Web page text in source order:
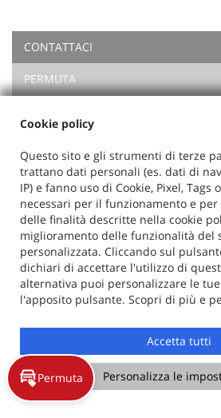
CONTATTACI
PERMUTA
I campi contrassegnati con * sono
Cookie policy
Questo sito e gli strumenti di terze
trattano dati personali (es. dati di
IP) e fanno uso di Cookie, Pixel,
necessari per il funzionamento e
delle finalità descritte nella cookie
miglioramento delle funzionalità del
personalizzata. Cliccando sul
dichiari di accettare l'utilizzo di
alternativa puoi personalizzare le
l'apposito pulsante. Scopri di più e
Accetta tutti
Personalizza le
Permuta